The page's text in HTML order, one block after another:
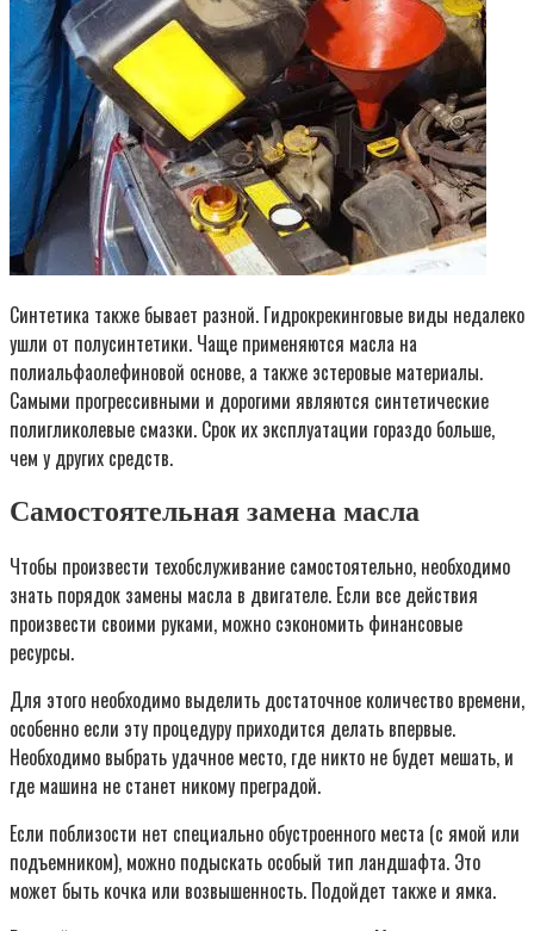
Синтетика также бывает разной. Гидрокрекинговые виды недалеко
ушли от полусинтетики. Чаще применяются масла на
полиальфаолефиновой основе, а также эстеровые материалы.
Самыми прогрессивными и дорогими являются синтетические
полигликолевые смазки. Срок их эксплуатации гораздо больше,
чем у других средств.
Самостоятельная замена масла
Чтобы произвести техобслуживание самостоятельно, необходимо
знать порядок замены масла в двигателе. Если все действия
произвести своими руками, можно сэкономить финансовые
ресурсы.
Для этого необходимо выделить достаточное количество времени,
особенно если эту процедуру приходится делать впервые.
Необходимо выбрать удачное место, где никто не будет мешать, и
где машина не станет никому преградой.
Если поблизости нет специально обустроенного места (с ямой или
подъемником), можно подыскать особый тип ландшафта. Это
может быть кочка или возвышенность. Подойдет также и ямка.